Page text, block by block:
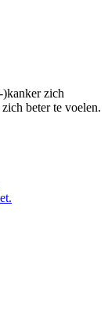
zich
beter te voelen.